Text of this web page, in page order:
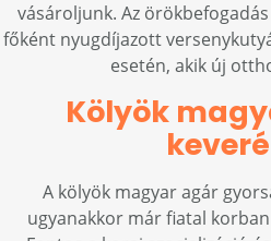
vásároljunk. Az
főként nyugdíjazott
esetén, akik új
Kölyök
A kölyök magyar agár
ugyanakkor már fiatal